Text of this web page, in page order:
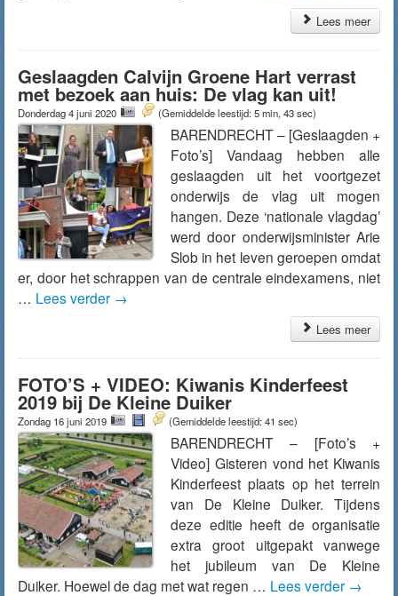
Lees meer
Geslaagden Calvijn Groene Hart verrast
met bezoek aan huis: De vlag kan uit!
Donderdag 4 juni 2020 (Gemiddelde leestijd: 5 min, 43 sec)
BARENDRECHT – [Geslaagden +
Foto’s] Vandaag hebben alle
geslaagden uit het voortgezet
onderwijs de vlag uit mogen
hangen. Deze ‘nationale vlagdag’
werd door onderwijsminister Arie
Slob in het leven geroepen omdat
er, door het schrappen van de centrale eindexamens, niet
… Lees verder →
Lees meer
FOTO’S + VIDEO: Kiwanis Kinderfeest
2019 bij De Kleine Duiker
Zondag 16 juni 2019 (Gemiddelde leestijd: 41 sec)
BARENDRECHT – [Foto’s +
Video] Gisteren vond het Kiwanis
Kinderfeest plaats op het terrein
van De Kleine Duiker. Tijdens
deze editie heeft de organisatie
extra groot uitgepakt vanwege
het jubileum van De Kleine
Duiker. Hoewel de dag met wat regen … Lees verder →